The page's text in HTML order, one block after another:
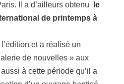
Il a d’ailleurs obtenu
le
de printemps à
et a réalisé un
de nouvelles » aux
à cette période qu’il a